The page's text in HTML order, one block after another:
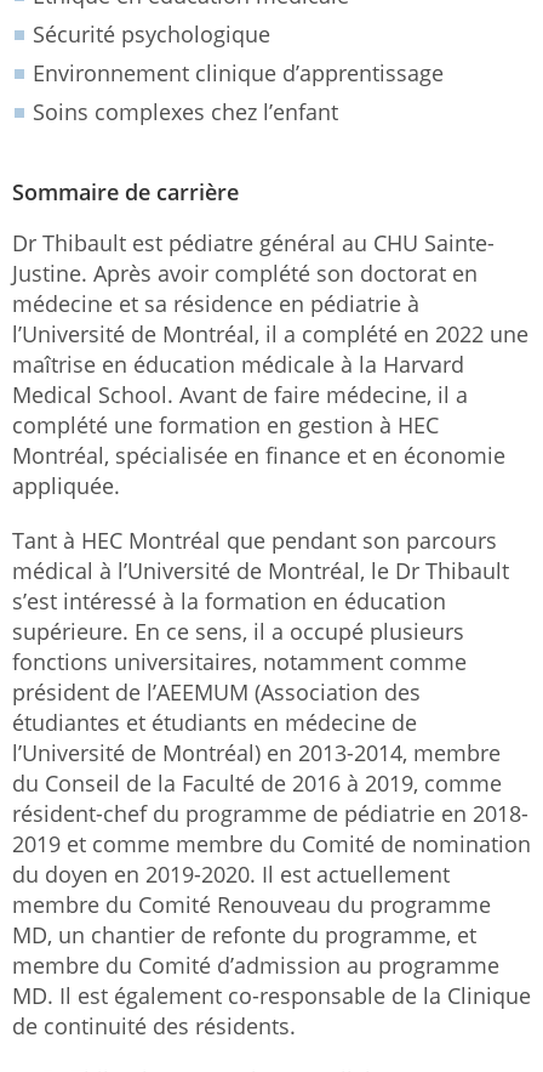
Sécurité psychologique
Environnement clinique d’apprentissage
Soins complexes chez l’enfant
Sommaire de carrière
Dr Thibault est pédiatre général au CHU Sainte-
Justine. Après avoir complété son doctorat en
médecine et sa résidence en pédiatrie à
l’Université de Montréal, il a complété en 2022 une
maîtrise en éducation médicale à la Harvard
Medical School. Avant de faire médecine, il a
complété une formation en gestion à HEC
Montréal, spécialisée en finance et en économie
appliquée.
Tant à HEC Montréal que pendant son parcours
médical à l’Université de Montréal, le Dr Thibault
s’est intéressé à la formation en éducation
supérieure. En ce sens, il a occupé plusieurs
fonctions universitaires, notamment comme
président de l’AEEMUM (Association des
étudiantes et étudiants en médecine de
l’Université de Montréal) en 2013-2014, membre
du Conseil de la Faculté de 2016 à 2019, comme
résident-chef du programme de pédiatrie en 2018-
2019 et comme membre du Comité de nomination
du doyen en 2019-2020. Il est actuellement
membre du Comité Renouveau du programme
MD, un chantier de refonte du programme, et
membre du Comité d’admission au programme
MD. Il est également co-responsable de la Clinique
de continuité des résidents.